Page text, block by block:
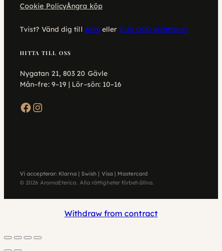
Cookie PolicyÅngra köp
Tvist? Vänd dig till ARN eller EU:s ODR-plattform
HITTA TILL OSS
Nygatan 21, 803 20 Gävle
Mån–fre: 9–19 | Lör–sön: 10–16
Facebook Instagram
Vi accepterar: Klarna | Swish | Visa | Mastercard
© 2026 AromaEterica. Alla rättigheter förbehållna.
Withdraw from contract